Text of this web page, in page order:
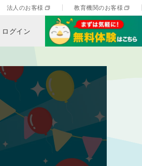
法人のお客様 教育機関のお客様
ログイン